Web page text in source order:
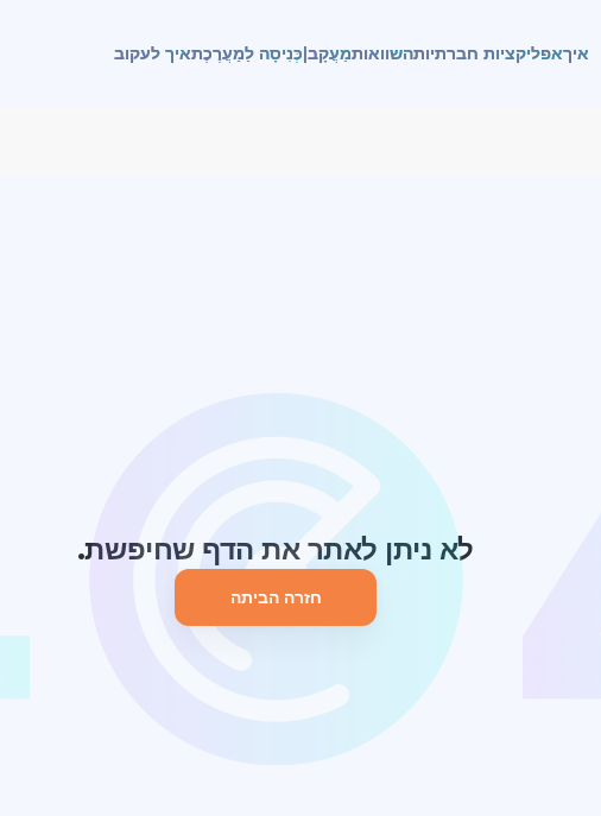
איךאפליקציות חברתיותהשוואותמַעֲקָב|כְּנִיסָה לַמַעֲרֶכֶתאיך לעקוב
לא ניתן לאתר את הדף שחיפשת.
חזרה הביתה